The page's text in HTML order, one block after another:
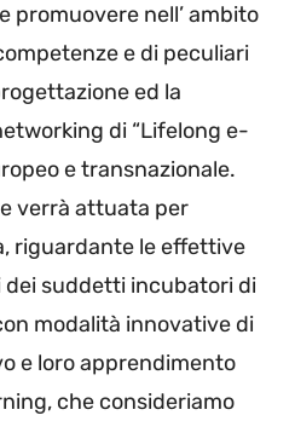
promuovere nell’ ambito
e di peculiari
ed la
di “Lifelong e-
e transnazionale.
verrà attuata per
riguardante le effettive
dei suddetti incubatori di
modalità innovative di
e loro apprendimento
che consideriamo